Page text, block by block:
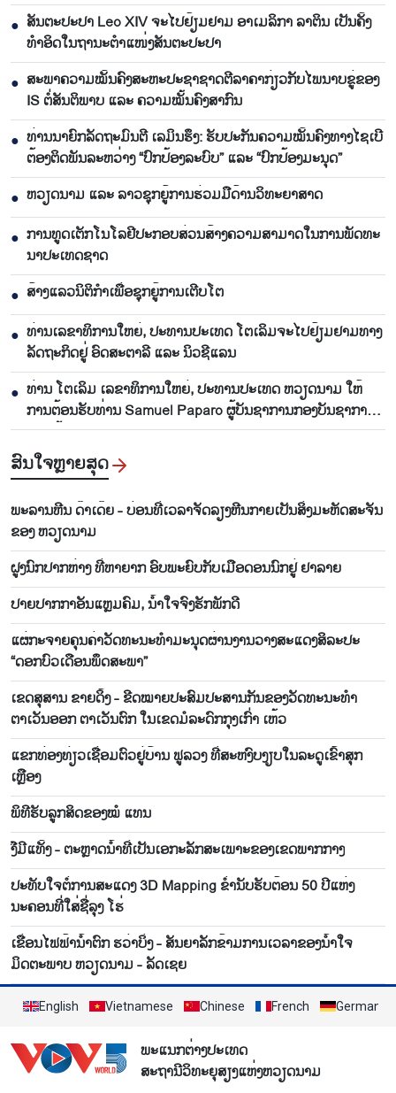
● ສັນຕະປະປາ Leo XIV ຈະໄປຢ້ຽມຢາມ ອາເມລິກາ ລາຕິນ ເປັນຄັ້ງ
ທຳອິດໃນຖານະຕຳແໜ່ງສັນຕະປະປາ
● ສະພາຄວາມໝັ້ນຄົງສະຫະປະຊາຊາດຕີລາຄາກ່ຽວກັບໄພນາບຂູ່ຂອງ
IS ຕໍ່ສັນຕິພາບ ແລະ ຄວາມໝັ້ນຄົງສາກົນ
● ທ່ານນາຍົກລັດຖະມົນຕີ ເລມິນຮຶງ: ຮັບປະກັນຄວາມໝັ້ນຄົງທາງໄຊເບີ
ຕ້ອງຕິດພັນລະຫວ່າງ “ປົກປ້ອງລະບົບ” ແລະ “ປົກປ້ອງມະນຸດ”
● ຫວຽດ​ນາມ ແລະ ລາວ​ຊຸກ​ຍູ້​ການ​ຮ່ວມ​ມື​ດ້ານວ​ິ​ທະ​ຍາ​ສາດ
● ການ​ທູດ​ເຕັກ​ໂນ​ໂລ​ຢີ​ປະ​ກອບ​ສ່ວນ​ສ້າງ​ຄວາມ​ສາ​ມາດ​ໃນ​ການ​ພັດ​ທະ​
ນາ​ປະ​ເທດ​ຊາດ
● ສ້າງ​ແລວ​ນິ​ຕິ​ກຳ​ເພື່ອ​ຊຸກ​ຍູ້​ການ​ເຕີບ​ໂຕ
● ທ່ານ​ເລ​ຂາ​ທິ​ການ​ໃຫຍ່, ປ​ະ​ທານ​ປະ​ເທດ ໂຕ​ເລິມ​ຈະ​ໄປ​ຢ້ຽມ​ຢາມ​ທາງ​
ລັດ​ຖະ​ກິດ​ຢູ່ ອົດ​ສະ​ຕາ​ລີ ແລະ ນິວ​ຊີ​ແລນ
● ທ່ານ ໂຕ​ເລິມ ເລ​ຂາ​ທິ​ການ​ໃຫຍ່, ປະ​ທານ​ປະ​ເທດ ​ຫວຽດ​ນາມ ໃຫ້​
ການ​ຕ້ອນ​ຮັບ​ທ່ານ Samuel Paparo ຜູ້​ບັນ​ຊາ​ການກອງ​ບັນ​ຊາ​ການ
ພາກ​ພື້ນ​ປາ​ຊີ​ຟິກ ອາ​ເມ​ລິ​ກາ
ສົນ​ໃຈ​ຫຼາຍ​ສຸດ
ພະລານຫີນ ດ໊າເດ໊ຍ - ບ່ອນທີ່ເວລາຈັດລຽງຫີນກາຍເປັນສິ່ງມະຫັດສະຈັນ
ຂອງ ຫວຽດນາມ
ຝູງນົກປາກຫ່າງ ທີ່ຫາຍາກ ອົບພະຍົບກັບເມືອດອນນົກຢູ່ ຢາລາຍ
ປາຍປາກກາອັນແຫຼມຄົມ, ນ້ຳໃຈຈົງຮັກພັກດີ
ແຜ່ກະຈາຍຄຸນຄ່າວັດທະນະທຳມະນຸດຜ່ານງານວາງສະແດງສິລະປະ
“ດອກບົວເດືອນພຶດສະພາ”
ເຂດສຸສານ ຂາຍດິ້ງ - ຂີດໝາຍປະສົມປະສານກັນຂອງວັດທະນະທຳ
ຕາເວັນອອກ ຕາເວັນຕົກ ໃນເຂດມໍລະດົກກຸງເກົ່າ ເຫ້ວ
ແຂກທ່ອງທ່ຽວເຊື່ອມຕົວຢູ່ບ້ານ ຟູລວງ ທີ່ສະຫງົບງຽບໃນລະດູເຂົ້າສຸກ
ເຫຼືອງ
ພິທີຮັບລູກສິດຂອງໝໍ ແທນ
ງືມີແທັ້ງ - ຕະຫຼາດນ້ຳທີ່ເປັນເອກະລັກສະເພາະຂອງເຂດພາກກາງ
ປະທັບໃຈຕໍ່ການສະແດງ 3D Mapping ຂ່ຳນັບຮັບຕ້ອນ 50 ປີແຫ່ງ
ນະຄອນທີ່ໃສ່ຊື່ລຸງ ໂຮ່
ເຂື່ອນໄຟຟ້ານ້ຳຕົກ ຮວ່າບິ່ງ - ສັນຍາລັກຂ້າມການເວລາຂອງນ້ຳໃຈ
ມິດຕະພາບ ຫວຽດນາມ - ລັດເຊຍ
English Vietnamese Chinese French German
ພະແນກຕ່າງປະເທດ
ສະຖານີວິທະຍຸສຽງແຫ່ງຫວຽດນາມ